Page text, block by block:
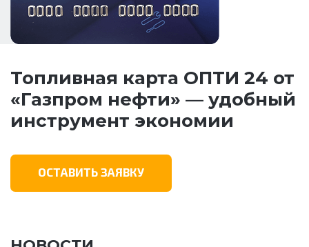
Топливная карта ОПТИ 24 от
«Газпром нефти» — удобный
инструмент экономии
ОСТАВИТЬ ЗАЯВКУ